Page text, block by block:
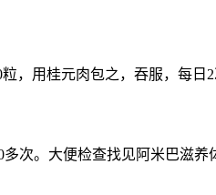
，用桂元肉包之，吞服，每日2
次。大便检查找见阿米巴滋